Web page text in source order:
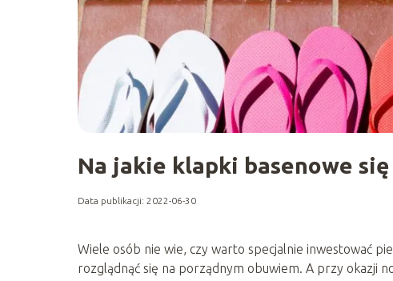
Na jakie klapki basenowe się
Data publikacji: 2022-06-30
Wiele osób nie wie, czy warto specjalnie inwestować
rozglądnąć się na porządnym obuwiem. A przy okazji